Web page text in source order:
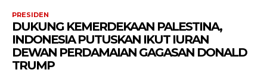
PRESIDEN
DUKUNG KEMERDEKAAN PALESTINA,
INDONESIA PUTUSKAN IKUT IURAN
DEWAN PERDAMAIAN GAGASAN DONALD
TRUMP